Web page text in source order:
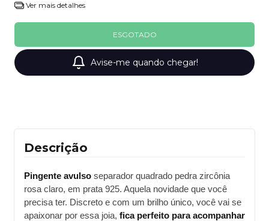
Ver mais detalhes
Avise-me quando chegar!
Descrição
Pingente avulso separador quadrado pedra zircônia
rosa claro, em prata 925. Aquela novidade que você
precisa ter. Discreto e com um brilho único, você vai se
apaixonar por essa joia, fica perfeito para acompanhar